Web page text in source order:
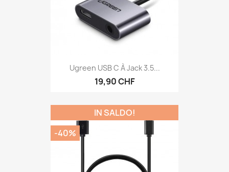
Ugreen USB C À Jack 3.5...
19,90 CHF
IN SALDO!
-40%